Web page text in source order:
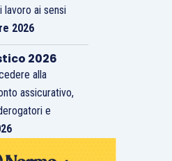
lavoro ai sensi
2026
2026
alla
assicurativo,
e